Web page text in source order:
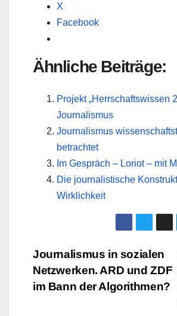
X
Facebook
Ähnliche Beiträge:
Projekt „Herrschaftswissen
Journalismus
Journalismus
betrachtet
Im Gespräch – Loriot – mit
Die journalistische
Wirklichkeit
Journalismus in sozialen
Netzwerken. ARD und ZDF
im Bann der Algorithmen?